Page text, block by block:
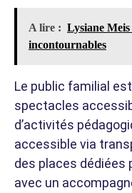
A lire : Lysiane
incontournables
Le public familial
spectacles
d’activités
accessible via
des places dédiées
avec un